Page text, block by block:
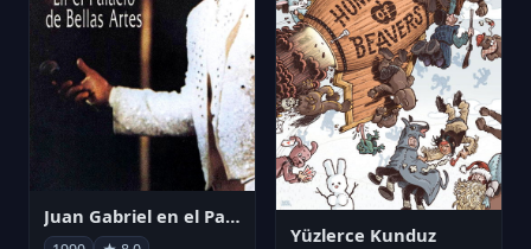
Juan Gabriel en el Palacio de Bellas Artes
Yüzlerce Kunduz